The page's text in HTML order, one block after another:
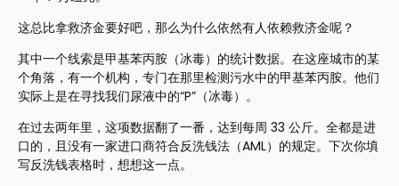
这总比拿救济金要好吧，那么为什么依然有人依赖救济金呢？
其中一个线索是甲基苯丙胺（冰毒）的统计数据。在这座城市的某
个角落，有一个机构，专门在那里检测污水中的甲基苯丙胺。他们
实际上是在寻找我们尿液中的“P”（冰毒）。
在过去两年里，这项数据翻了一番，达到每周 33 公斤。全都是进
口的，且没有一家进口商符合反洗钱法（AML）的规定。下次你填
写反洗钱表格时，想想这一点。